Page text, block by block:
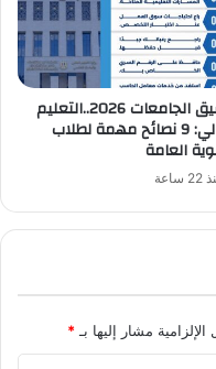
تنسيق الجامعات 2026..التعليم
العالي: 9 نصائح مهمة لطلاب
العامة
ساعة
الإلزامية مشار إليها بـ*